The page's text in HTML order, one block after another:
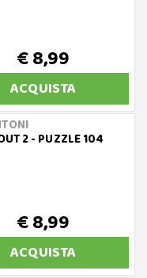
€ 8,99
ACQUISTA
2 - PUZZLE 104
€ 8,99
ACQUISTA